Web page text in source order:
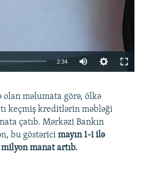
2:34
360p
480p
720p
olan məlumata görə, ölkə
keçmiş kreditlərin məbləği
çatıb. Mərkəzi Bankın
bu göstərici mayın 1-i ilə
manat artıb.